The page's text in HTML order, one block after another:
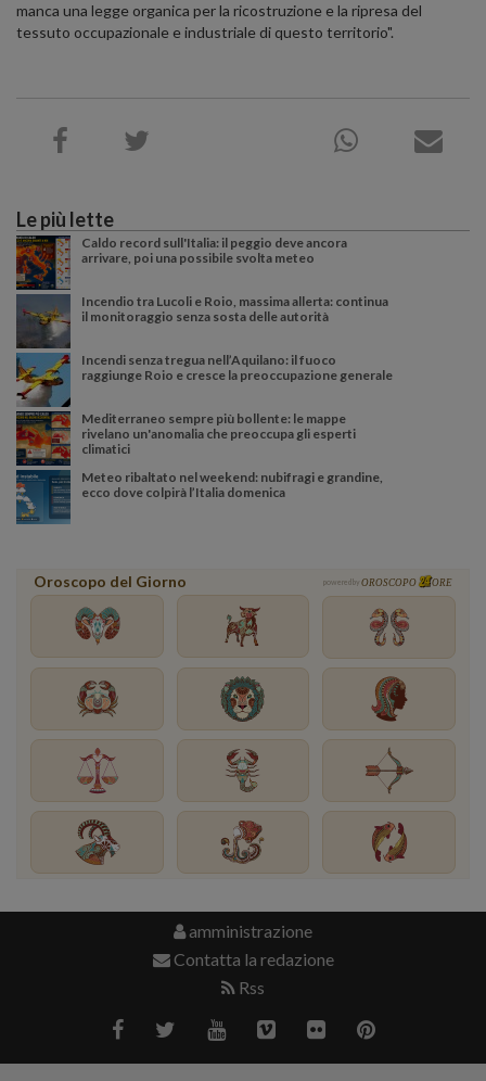
manca una legge organica per la ricostruzione e la ripresa del
tessuto occupazionale e industriale di questo territorio".
Le più lette
Caldo record sull'Italia: il peggio deve ancora
arrivare, poi una possibile svolta meteo
Incendio tra Lucoli e Roio, massima allerta: continua
il monitoraggio senza sosta delle autorità
Incendi senza tregua nell’Aquilano: il fuoco
raggiunge Roio e cresce la preoccupazione generale
Mediterraneo sempre più bollente: le mappe
rivelano un'anomalia che preoccupa gli esperti
climatici
Meteo ribaltato nel weekend: nubifragi e grandine,
ecco dove colpirà l’Italia domenica
Oroscopo del Giorno powered by OROSCOPO ORE
amministrazione
Contatta la redazione
Rss